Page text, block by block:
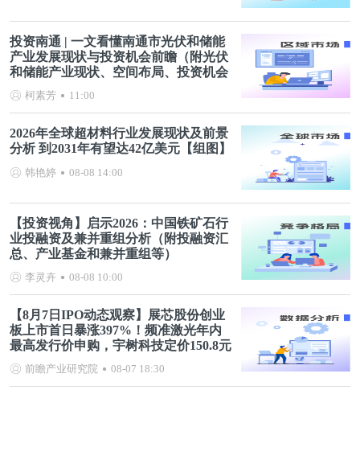
投资南通 | 一文看懂南通市光伏和储能
产业发展现状与投资机会前瞻（附光伏
和储能产业现状、空间布局、投资机会
分析等）
柯素芳 11:00
2026年全球超材料行业发展现状及前景
分析 到2031年有望达42亿美元【组图】
韩艳婷 08-08 14:00
【投资视角】启示2026：中国铁矿石行
业投融资及兼并重组分析（附投融资汇
总、产业基金和兼并重组等）
李灵卉 08-08 10:00
【8月7日IPO动态观察】展芯股份创业
板上市首日暴涨397%！频准激光年内
最高发行价申购，宇树科技定价150.8元
前瞻产业研究院 08-07 18:30